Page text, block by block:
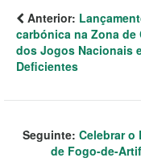
Anterior:
carbónica na Zona de
dos Jogos Nacionais
Deficientes
Seguinte: Celebrar o
de Fogo-de-